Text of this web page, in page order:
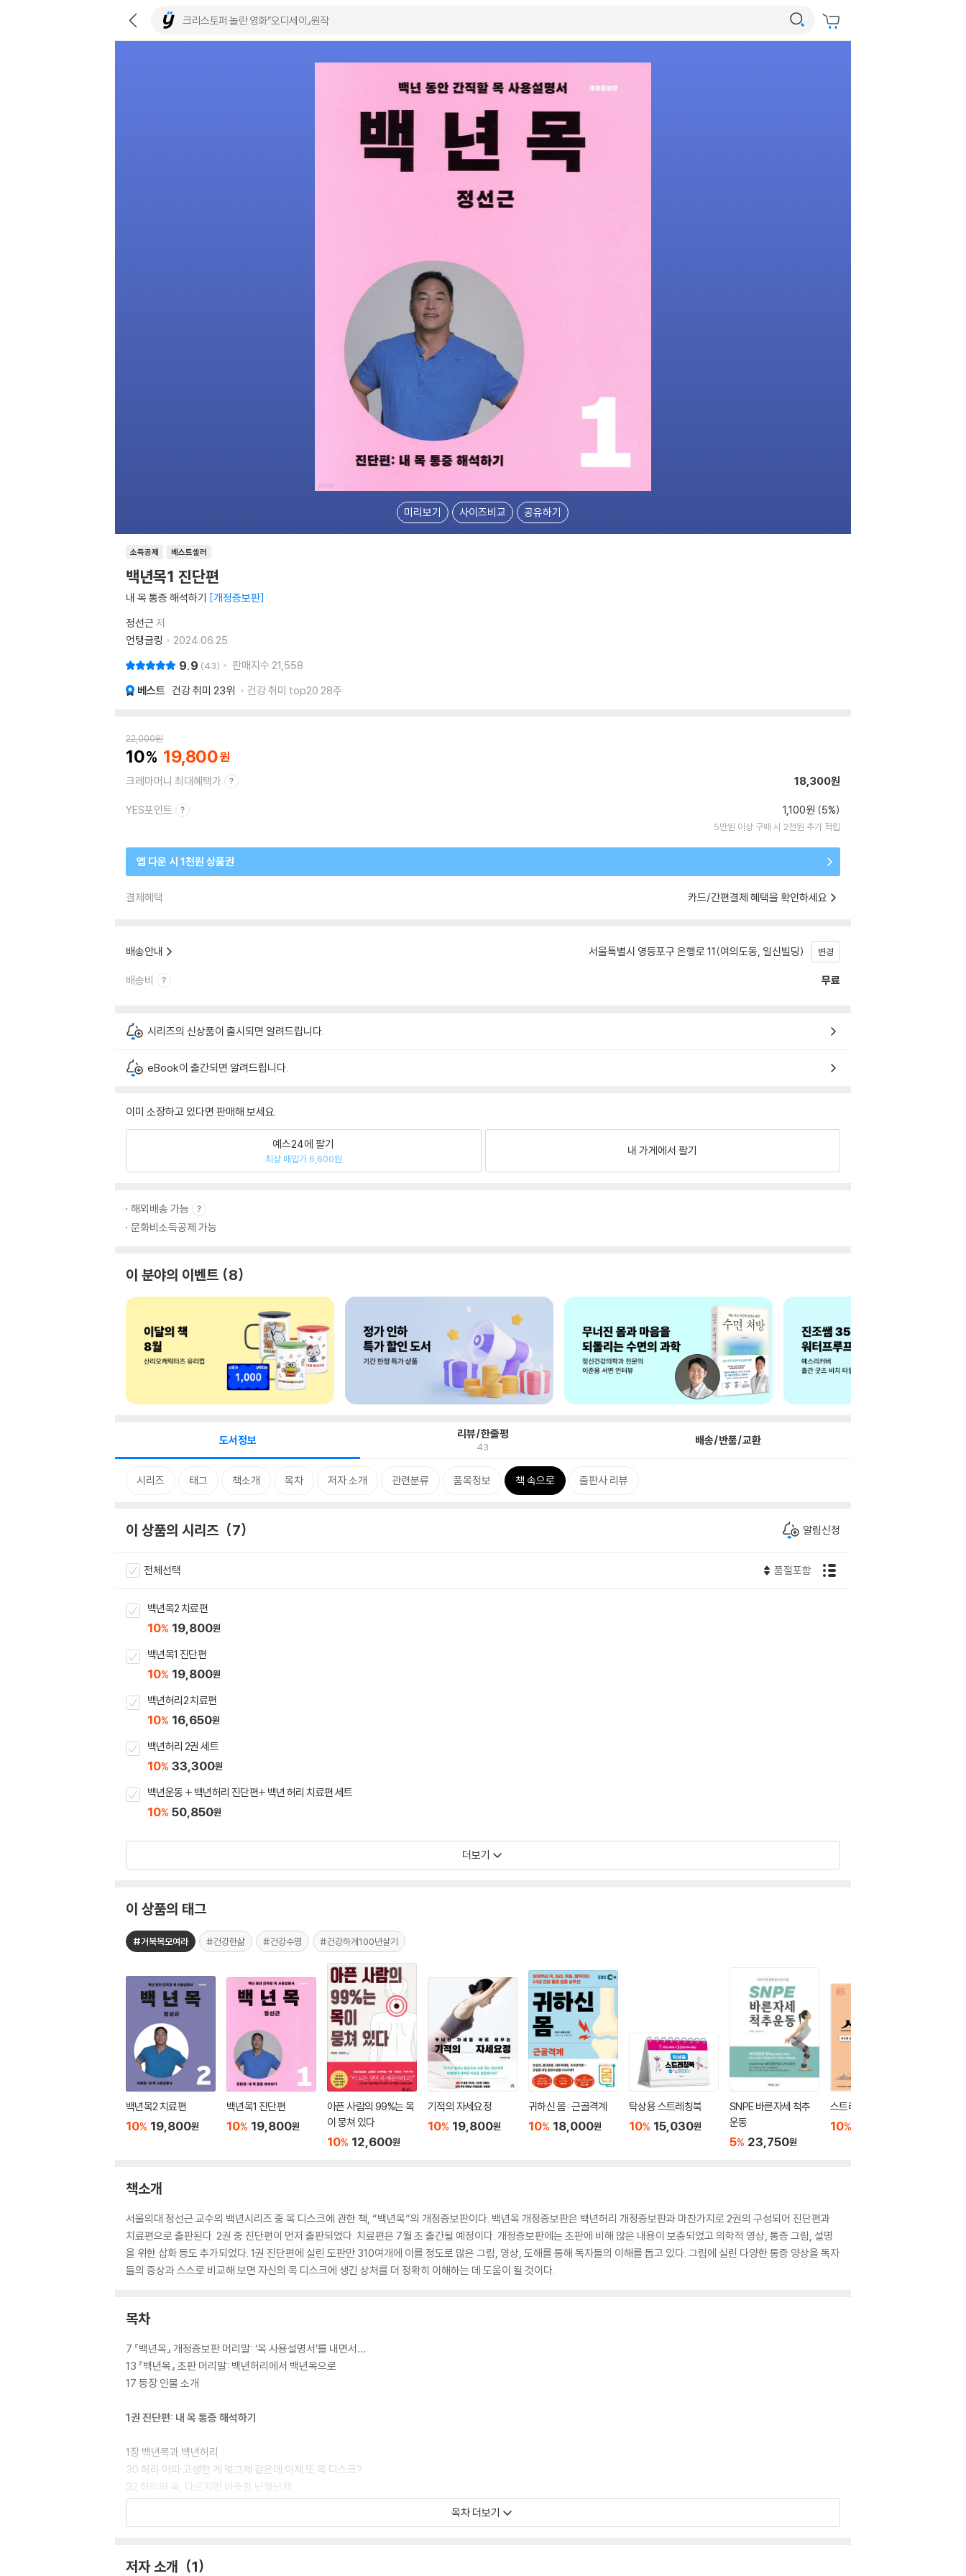
미리보기 사이즈비교 공유하기
소득공제 베스트셀러
백년목1 진단편
내 목 통증 해석하기 개정증보판
정선근 저
언탱글링
2024.06.25.
9.9 43 판매지수 21,558
베스트 건강 취미 23위 건강 취미 top20 28주
22,000원
10 19,800
크레마머니 최대혜택가 18,300원
YES포인트 1,100원 (5%)
5만원 이상 구매 시 2천원 추가 적립
앱 다운 시 1천원 상품권
결제혜택 카드/간편결제 혜택을 확인하세요
배송안내 서울특별시 영등포구 은행로 11(여의도동, 일신빌딩) 변경
배송비 무료
시리즈의 신상품이 출시되면 알려드립니다.
eBook이 출간되면 알려드립니다.
이미 소장하고 있다면 판매해 보세요.
예스24에 팔기
최상 매입가 6,600원
내 가게에서 팔기
해외배송 가능
문화비소득공제 가능
이 분야의 이벤트 8
도서정보 리뷰/한줄평
43 배송/반품/교환
시리즈 태그 책소개 목차 저자 소개 관련분류 품목정보 책 속으로 출판사 리뷰
이 상품의 시리즈 7 알림신청
전체선택 품절포함
백년목2 치료편
10% 19,800원
백년목1 진단편
10% 19,800원
백년허리2 치료편
10% 16,650원
백년허리 2권 세트
10% 33,300원
백년운동 + 백년허리 진단편+ 백년 허리 치료편 세트
10% 50,850원
더보기
이 상품의 태그
#거북목모여라 #건강한삶 #건강수명 #건강하게100년살기
백년목2 치료편
10% 19,800원
백년목1 진단편
10% 19,800원
아픈 사람의 99%는 목
이 뭉쳐 있다
10% 12,600원
기적의 자세요정
10% 19,800원
귀하신 몸 : 근골격계
10% 18,000원
탁상용 스트레칭북
10% 15,030원
SNPE 바른자세 척추
운동
5% 23,750원
스트레칭의 과학
10%
책소개
서울의대 정선근 교수의 백년시리즈 중 목 디스크에 관한 책, “백년목”의 개정증보판이다. 백년목 개정증보판은 백년허리 개정증보판과 마찬가지로 2권의 구성되어 진단편과
치료편으로 출판된다. 2권 중 진단편이 먼저 출판되었다. 치료편은 7월 초 출간될 예정이다. 개정증보판에는 초판에 비해 많은 내용이 보충되었고 의학적 영상, 통증 그림, 설명
을 위한 삽화 등도 추가되었다. 1권 진단편에 실린 도판만 310여개에 이를 정도로 많은 그림, 영상, 도해를 통해 독자들의 이해를 돕고 있다. 그림에 실린 다양한 통증 양상을 독자
들의 증상과 스스로 비교해 보면 자신의 목 디스크에 생긴 상처를 더 정확히 이해하는 데 도움이 될 것이다.
목차
7 『백년목』 개정증보판 머리말: ‘목 사용설명서’를 내면서…
13 『백년목』 초판 머리말: 백년허리에서 백년목으로
17 등장 인물 소개
1권 진단편: 내 목 통증 해석하기
1장 백년목과 백년허리
30 허리 아파 고생한 게 엊그제 같은데 이제 또 목 디스크?
32 허리와 목, 다르지만 비슷한 난형난제
37 전만 형제: 요추전만과 경추전만
목차 더보기
저자 소개 1